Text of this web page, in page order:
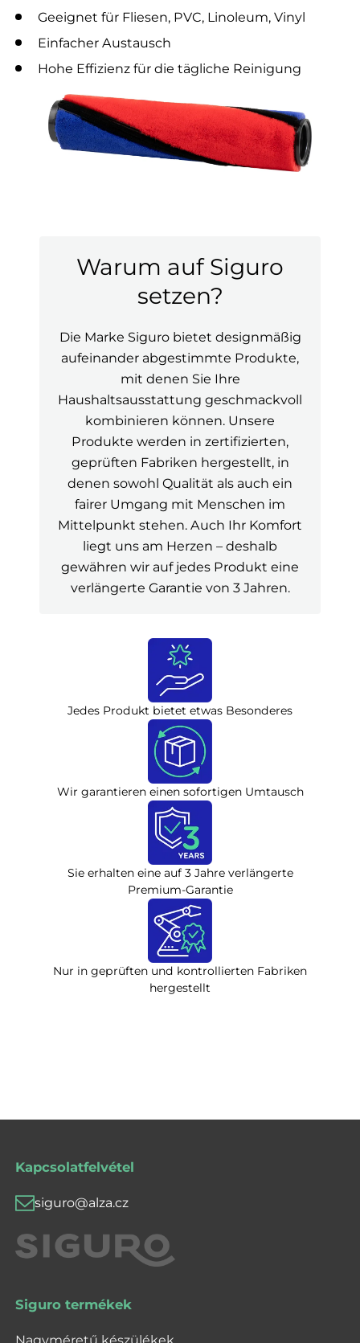
Geeignet für Fliesen, PVC, Linoleum, Vinyl
Einfacher Austausch
Hohe Effizienz für die tägliche Reinigung
Warum auf Siguro
setzen?
Die Marke Siguro bietet designmäßig
aufeinander abgestimmte Produkte,
mit denen Sie Ihre
Haushaltsausstattung geschmackvoll
kombinieren können. Unsere
Produkte werden in zertifizierten,
geprüften Fabriken hergestellt, in
denen sowohl Qualität als auch ein
fairer Umgang mit Menschen im
Mittelpunkt stehen. Auch Ihr Komfort
liegt uns am Herzen – deshalb
gewähren wir auf jedes Produkt eine
verlängerte Garantie von 3 Jahren.
Jedes Produkt bietet etwas Besonderes
Wir garantieren einen sofortigen Umtausch
Sie erhalten eine auf 3 Jahre verlängerte
Premium-Garantie
Nur in geprüften und kontrollierten Fabriken
hergestellt
Kapcsolatfelvétel
siguro@alza.cz
Siguro termékek
Nagyméretű készülékek